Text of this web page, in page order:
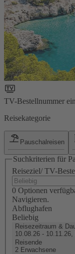
TV-Bestellnummer
Reisekategorie
Pauschalreisen
Suchkriterien für
Reiseziel/ TV-
0 Optionen
Navigieren.
Abflughafen
Beliebig
Reisezeitraum &
10.08.26 -
Reisende
2 Erwachsene